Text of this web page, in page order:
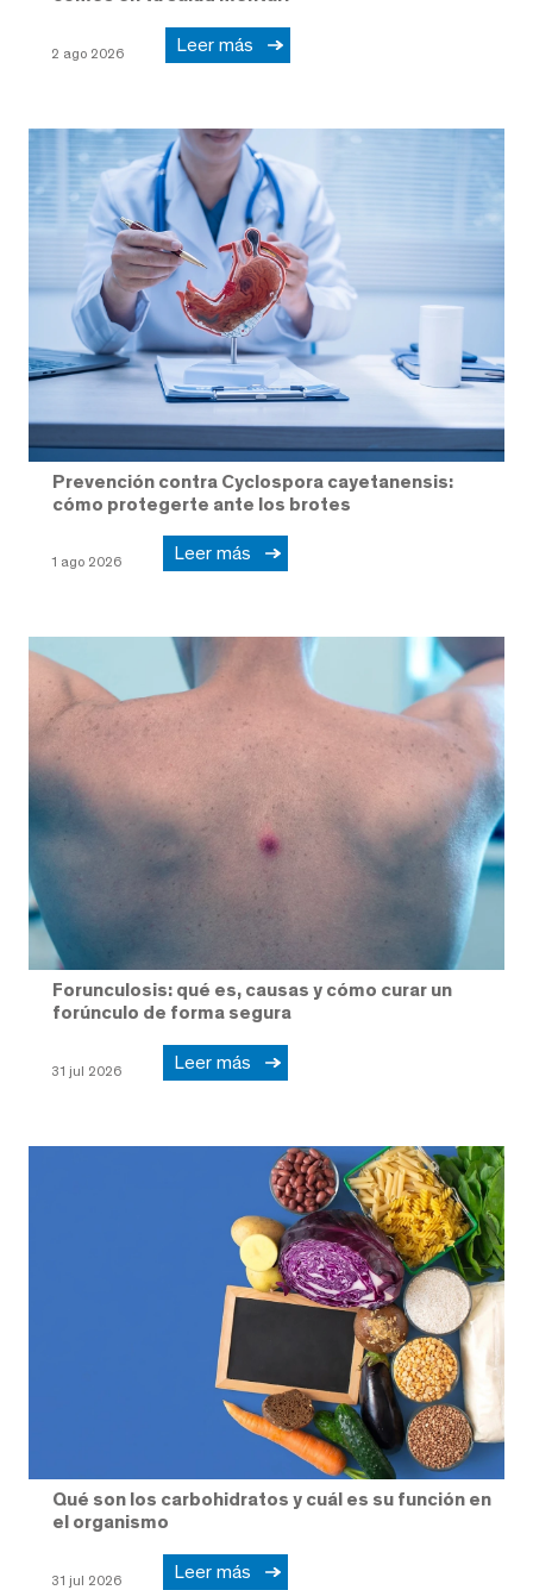
2 ago 2026 Leer más
Prevención contra Cyclospora cayetanensis:
cómo protegerte ante los brotes
1 ago 2026 Leer más
Forunculosis: qué es, causas y cómo curar un
forúnculo de forma segura
31 jul 2026 Leer más
Qué son los carbohidratos y cuál es su función en
el organismo
31 jul 2026 Leer más